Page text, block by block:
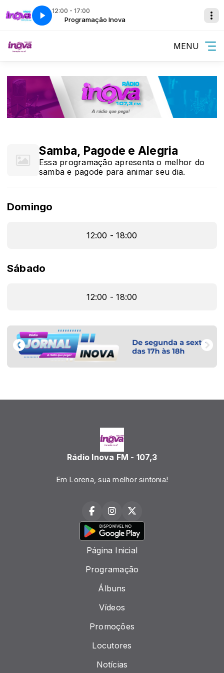
12:00 - 17:00
Programação Inova
MENU
Samba, Pagode e Alegria
Essa programação apresenta o melhor do
samba e pagode para animar seu dia.
Domingo
12:00 - 18:00
Sábado
12:00 - 18:00
Rádio Inova FM - 107,3
Em Lorena, sua melhor sintonia!
Página Inicial
Programação
Álbuns
Vídeos
Promoções
Locutores
Notícias